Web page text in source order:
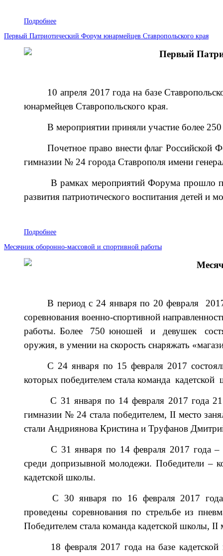
Подробнее
Первый Патриотический Форум юнармейцев Ставропольского края
Первый
10 апреля 2017 года на базе
юнармейцев Ставропольского края.
В мероприятии приняли участие более
Почетное право внести флаг Российской
гимназии № 24 города Ставрополя имени
В рамках мероприятийФорума прошло
развития патриотического воспитания детей и
Подробнее
Месячник оборонно-массовой и спортивной работы
В период с 24 января по 20 февраля
соревнования военно-спортивной
работы. Более 750 юношей и девушек
оружия, в умении на скорость снаряжать
С 24 января по 15 февраля 2017
которых победителем стала команда кадетской
С 31 января по 14 февраля 2017 года
гимназии № 24 сталапобедителем, II место
стали Андриянова Кристина и Труфанов
С 31 января по 14 февраля 2017 года–
среди допризывной молодежи. Победители–
кадетской школы.
С 30 января по 16 февраля 2017
проведены соревнования по стрельбе из
Победителем стала команда кадетской школы, II
18 февраля 2017 года на базе